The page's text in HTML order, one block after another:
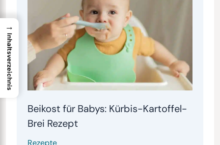
Beikost für Babys: Kürbis-Kartoffel-
Brei Rezept
Rezepte
→
Inhaltsverzeichnis